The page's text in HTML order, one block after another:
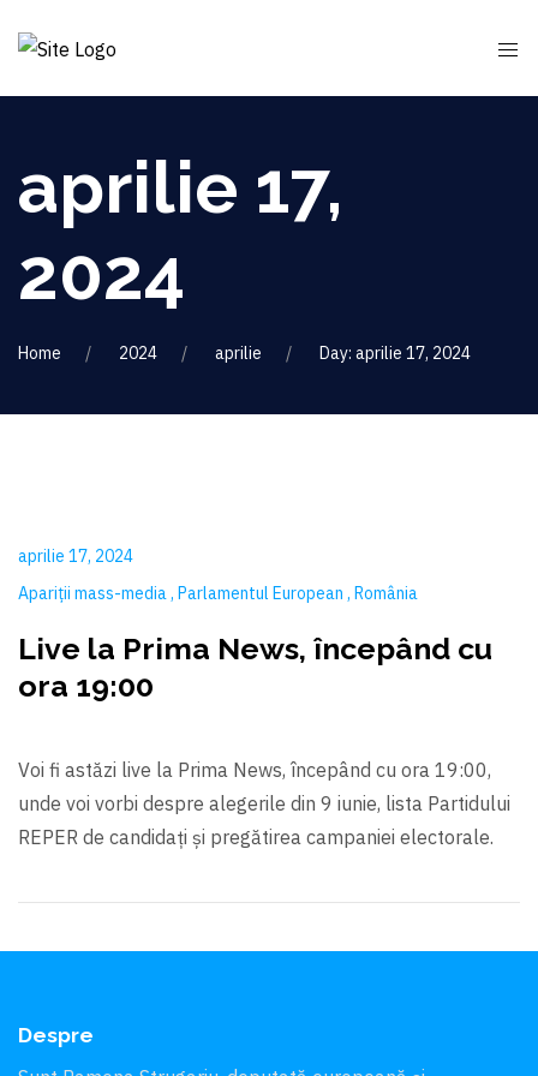
aprilie 17,
2024
Home 2024 aprilie Day: aprilie 17, 2024
aprilie 17, 2024
Apariții mass-media Parlamentul European România
Live la Prima News, începând cu
ora 19:00
Voi fi astăzi live la Prima News, începând cu ora 19:00,
unde voi vorbi despre alegerile din 9 iunie, lista Partidului
REPER de candidați și pregătirea campaniei electorale.
Despre